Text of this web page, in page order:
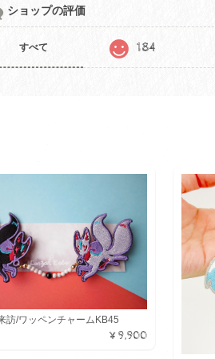
ショップの評価
すべて 184
訪/ワッペンチャームKB45
¥9,900